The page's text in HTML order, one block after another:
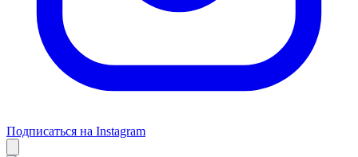
Подписаться на Instagram